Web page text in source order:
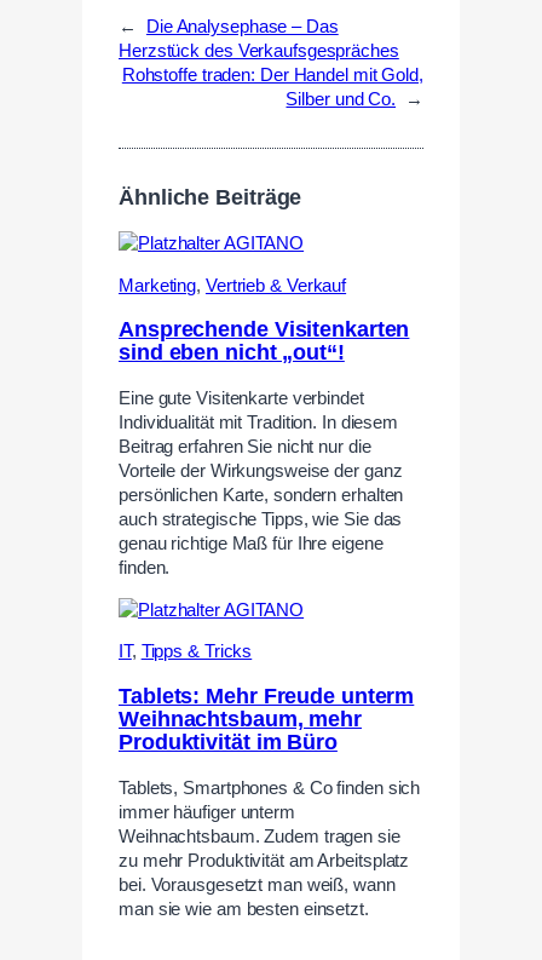
←
Die Analysephase – Das
Herzstück des Verkaufsgespräches
Rohstoffe traden: Der Handel mit Gold,
Silber und Co.
→
Ähnliche Beiträge
Marketing, Vertrieb & Verkauf
Ansprechende Visitenkarten
sind eben nicht „out“!
Eine gute Visitenkarte verbindet
Individualität mit Tradition. In diesem
Beitrag erfahren Sie nicht nur die
Vorteile der Wirkungsweise der ganz
persönlichen Karte, sondern erhalten
auch strategische Tipps, wie Sie das
genau richtige Maß für Ihre eigene
finden.
IT, Tipps & Tricks
Tablets: Mehr Freude unterm
Weihnachtsbaum, mehr
Produktivität im Büro
Tablets, Smartphones & Co finden sich
immer häufiger unterm
Weihnachtsbaum. Zudem tragen sie
zu mehr Produktivität am Arbeitsplatz
bei. Vorausgesetzt man weiß, wann
man sie wie am besten einsetzt.